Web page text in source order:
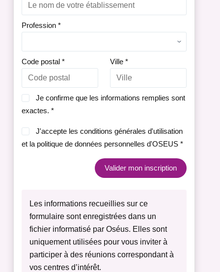
Profession *
Code postal * Ville *
Je confirme que les informations remplies sont
exactes. *
J'accepte les conditions générales d'utilisation
et la politique de données personnelles d'OSEUS *
Valider mon inscription
Les informations recueillies sur ce
formulaire sont enregistrées dans un
fichier informatisé par Oséus. Elles sont
uniquement utilisées pour vous inviter à
participer à des réunions correspondant à
vos centres d’intérêt.